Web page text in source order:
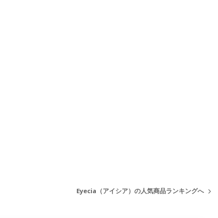
Eyecia（アイシア）の人気商品ランキングへ